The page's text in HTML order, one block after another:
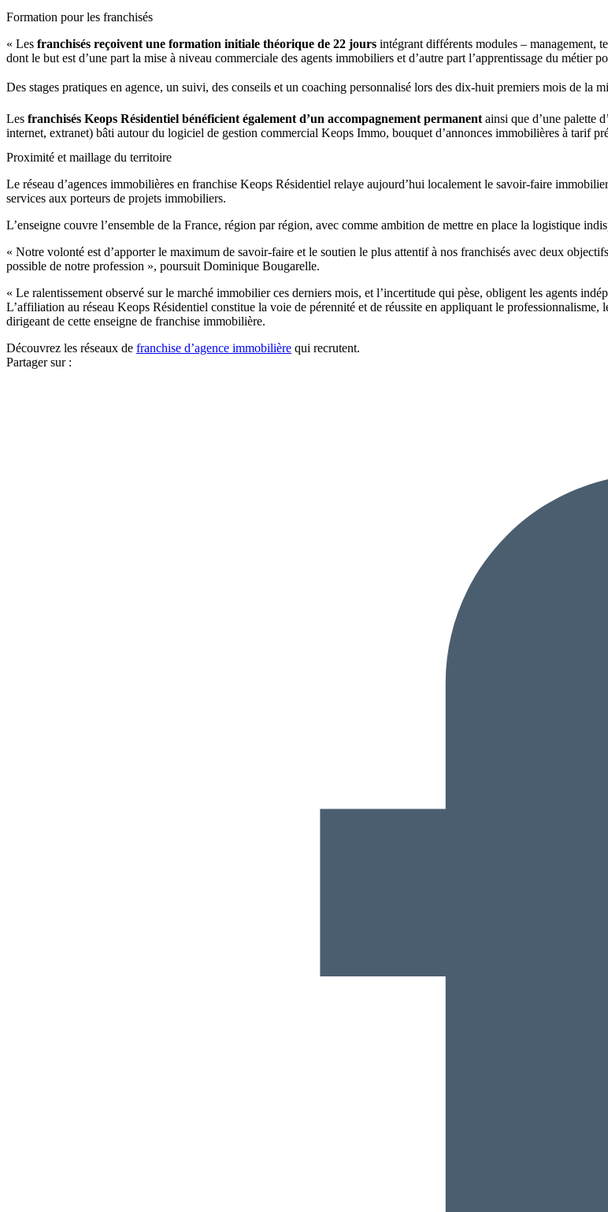
Formation pour les franchisés
« Les franchisés reçoivent une formation initiale théorique de 22 jours intégrant différents modules – management,
dont le but est d’une part la mise à niveau commerciale des agents immobiliers et d’autre part l’apprentissage du métier
Des stages pratiques en agence, un suivi, des conseils et un coaching personnalisé lors des dix-huit premiers mois de la
Les franchisés Keops Résidentiel bénéficient également d’un accompagnement permanent ainsi que d’une palette
internet, extranet) bâti autour du logiciel de gestion commercial Keops Immo, bouquet d’annonces immobilières à tarif
Proximité et maillage du territoire
Le réseau d’agences immobilières en franchise Keops Résidentiel relaye aujourd’hui localement le savoir-faire
services aux porteurs de projets immobiliers.
L’enseigne couvre l’ensemble de la France, région par région, avec comme ambition de mettre en place la logistique
« Notre volonté est d’apporter le maximum de savoir-faire et le soutien le plus attentif à nos franchisés avec deux
possible de notre profession », poursuit Dominique Bougarelle.
« Le ralentissement observé sur le marché immobilier ces derniers mois, et l’incertitude qui pèse, obligent les agents
L’affiliation au réseau Keops Résidentiel constitue la voie de pérennité et de réussite en appliquant le
dirigeant de cette enseigne de franchise immobilière.
Découvrez les réseaux de franchise d’agence immobilière qui recrutent.
Partager sur :